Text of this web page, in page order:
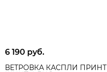
6 190 руб.
ВЕТРОВКА КАСПЛИ ПРИНТ